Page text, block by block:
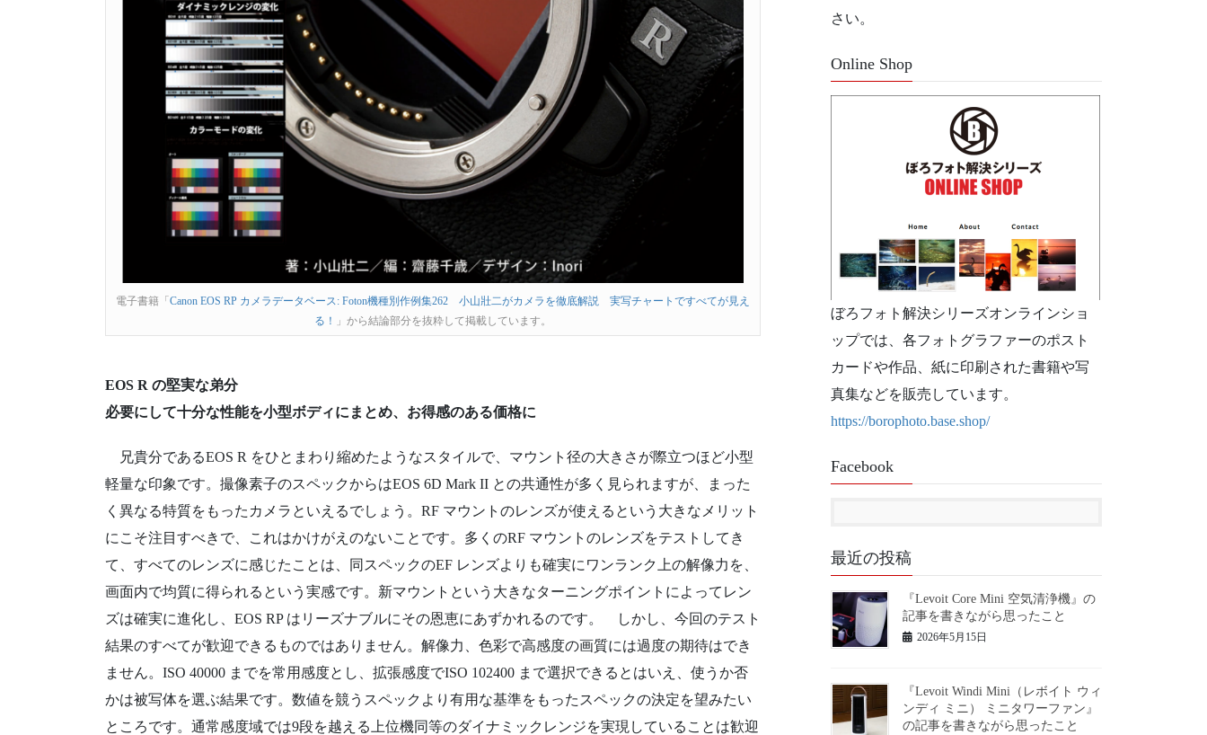
電子書籍「 Canon EOS RP カメラデータベース: Foton機種別作例集262 小山壯二がカメラを徹底解説 実写チャートですべてが見え
る！
」から結論部分を抜粋して掲載しています。
EOS R の堅実な弟分
必要にして十分な性能を小型ボディにまとめ、お得感のある価格に
兄貴分であるEOS R をひとまわり縮めたようなスタイルで、マウント径の大きさが際立つほど小型
軽量な印象です。撮像素子のスペックからはEOS 6D Mark II との共通性が多く見られますが、まった
く異なる特質をもったカメラといえるでしょう。RF マウントのレンズが使えるという大きなメリット
にこそ注目すべきで、これはかけがえのないことです。多くのRF マウントのレンズをテストしてき
て、すべてのレンズに感じたことは、同スペックのEF レンズよりも確実にワンランク上の解像力を、
画面内で均質に得られるという実感です。新マウントという大きなターニングポイントによってレン
ズは確実に進化し、EOS RP はリーズナブルにその恩恵にあずかれるのです。 しかし、今回のテスト
結果のすべてが歓迎できるものではありません。解像力、色彩で高感度の画質には過度の期待はでき
ません。ISO 40000 までを常用感度とし、拡張感度でISO 102400 まで選択できるとはいえ、使うか否
かは被写体を選ぶ結果です。数値を競うスペックより有用な基準をもったスペックの決定を望みたい
ところです。通常感度域では9段を越える上位機同等のダイナミックレンジを実現していることは歓迎
さい。
Online Shop
ぼろフォト解決シリーズオンラインショ
ップでは、各フォトグラファーのポスト
カードや作品、紙に印刷された書籍や写
真集などを販売しています。
https://borophoto.base.shop/
Facebook
最近の投稿
『Levoit Core Mini 空気清浄機』の
記事を書きながら思ったこと
2026年5月15日
『Levoit Windi Mini（レボイト ウィ
ンディ ミニ） ミニタワーファン』
の記事を書きながら思ったこと